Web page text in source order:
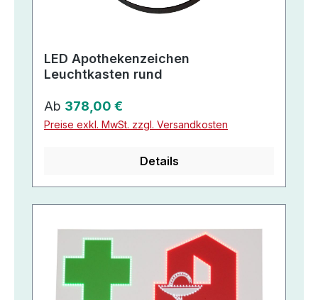
LED Apothekenzeichen
Leuchtkasten rund
Regulärer Preis:
Ab 378,00 €
Preise exkl. MwSt. zzgl. Versandkosten
Details